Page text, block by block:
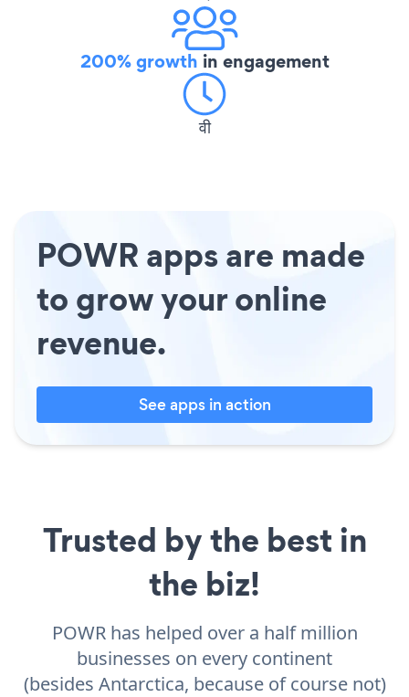
200% growth in engagement
वी
POWR apps are made
to grow your online
revenue.
See apps in action
Trusted by the best in
the biz!
POWR has helped over a half million
businesses on every continent
(besides Antarctica, because of course not)